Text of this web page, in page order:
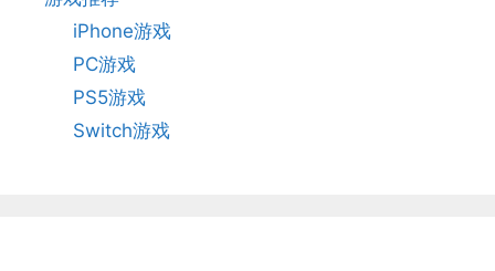
iPhone游戏
PC游戏
PS5游戏
Switch游戏